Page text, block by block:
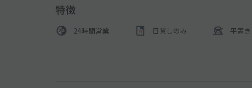
特徴
24時間営業 日貸しのみ 平置き